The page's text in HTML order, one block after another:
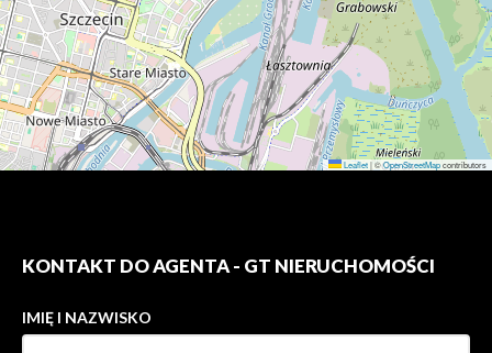
Leaflet|©OpenStreetMapcontributors
KONTAKT DO AGENTA - GT NIERUCHOMOŚCI
IMIĘ I NAZWISKO